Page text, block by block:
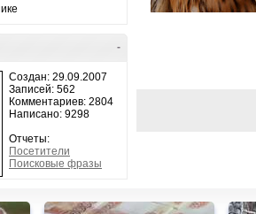
-
Создан: 29.09.2007
Записей: 562
Комментариев: 2804
Написано: 9298
Отчеты:
Посетители
Поисковые фразы